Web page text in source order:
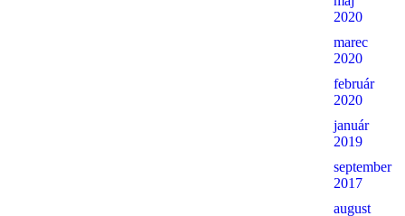
2020
marec
2020
február
2020
január
2019
september
2017
august